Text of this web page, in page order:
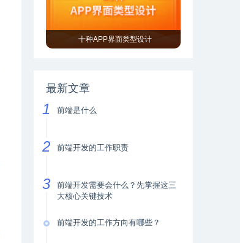
十种APP界面类型设计
最新文章
前端是什么
前端开发的工作职责
前端开发需要会什么？先掌握这三
大核心关键技术
前端开发的工作方向有哪些？